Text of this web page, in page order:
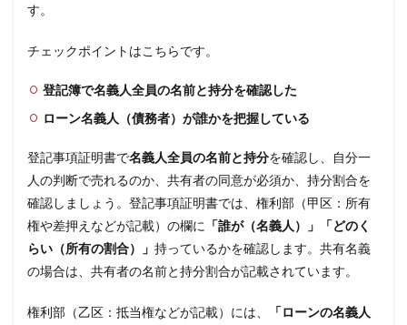
す。
チェックポイントはこちらです。
登記簿で名義人全員の名前と持分を確認した
ローン名義人（債務者）が誰かを把握している
登記事項証明書で名義人全員の名前と持分を確認し、自分一
人の判断で売れるのか、共有者の同意が必須か、持分割合を
確認しましょう。登記事項証明書では、権利部（甲区：所有
権や差押えなどが記載）の欄に 「誰が（名義人）」「どのく
らい（所有の割合）」 持っているかを確認します。共有名義
の場合は、共有者の名前と持分割合が記載されています。
権利部（乙区：抵当権などが記載）には、
「ローンの名義人